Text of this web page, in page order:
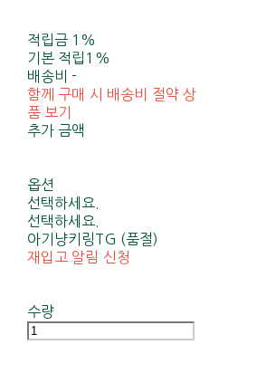
적립금 1%
기본 적립 1%
배송비-
함께 구매 시 배송비 절약 상
품 보기
추가 금액
옵션
선택하세요.
선택하세요.
아기냥키링TG (품절)
재입고 알림 신청
수량